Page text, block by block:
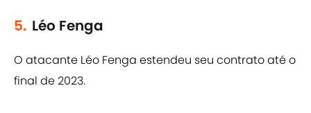
5. Léo Fenga
O atacante Léo Fenga estendeu seu contrato até o
final de 2023.